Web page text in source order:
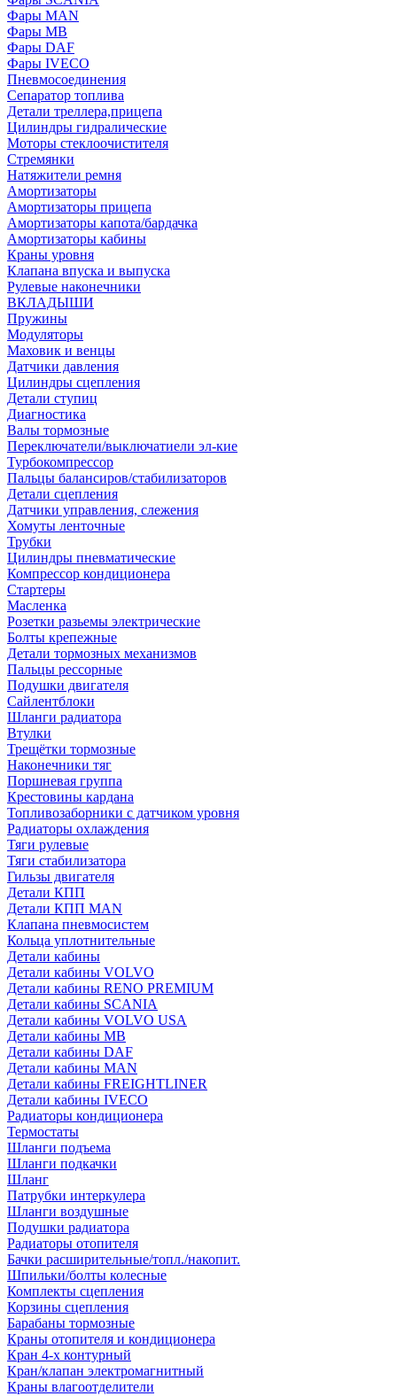
Фары MAN
Фары MB
Фары DAF
Фары IVECO
Пневмосоединения
Сепаратор топлива
Детали треллера,прицепа
Цилиндры гидралические
Моторы стеклоочистителя
Стремянки
Натяжители ремня
Амортизаторы
Амортизаторы прицепа
Амортизаторы капота/бардачка
Амортизаторы кабины
Краны уровня
Клапана впуска и выпуска
Рулевые наконечники
ВКЛАДЫШИ
Пружины
Модуляторы
Маховик и венцы
Датчики давления
Цилиндры сцепления
Детали ступиц
Диагностика
Валы тормозные
Переключатели/выключатиели эл-кие
Турбокомпрессор
Пальцы балансиров/стабилизаторов
Детали сцепления
Датчики управления, слежения
Хомуты ленточные
Трубки
Цилиндры пневматические
Компрессор кондиционера
Стартеры
Масленка
Розетки разьемы электрические
Болты крепежные
Детали тормозных механизмов
Пальцы рессорные
Подушки двигателя
Сайлентблоки
Шланги радиатора
Втулки
Трещётки тормозные
Наконечники тяг
Поршневая группа
Крестовины кардана
Топливозаборники с датчиком уровня
Радиаторы охлаждения
Тяги рулевые
Тяги стабилизатора
Гильзы двигателя
Детали КПП
Детали КПП MAN
Клапана пневмосистем
Кольца уплотнительные
Детали кабины
Детали кабины VOLVO
Детали кабины RENO PREMIUM
Детали кабины SCANIA
Детали кабины VOLVO USA
Детали кабины MB
Детали кабины DAF
Детали кабины MAN
Детали кабины FREIGHTLINER
Детали кабины IVECO
Радиаторы кондиционера
Термостаты
Шланги подъема
Шланги подкачки
Шланг
Патрубки интеркулера
Шланги воздушные
Подушки радиатора
Радиаторы отопителя
Бачки расширительные/топл./накопит.
Шпильки/болты колесные
Комплекты сцепления
Корзины сцепления
Барабаны тормозные
Краны отопителя и кондиционера
Кран 4-х контурный
Кран/клапан электромагнитный
Краны влагоотделители